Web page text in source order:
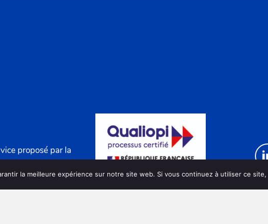
proposé par la
la paix, 75002 Paris
formation.fr
la meilleure expérience sur notre site web. Si vous continuez à utiliser ce